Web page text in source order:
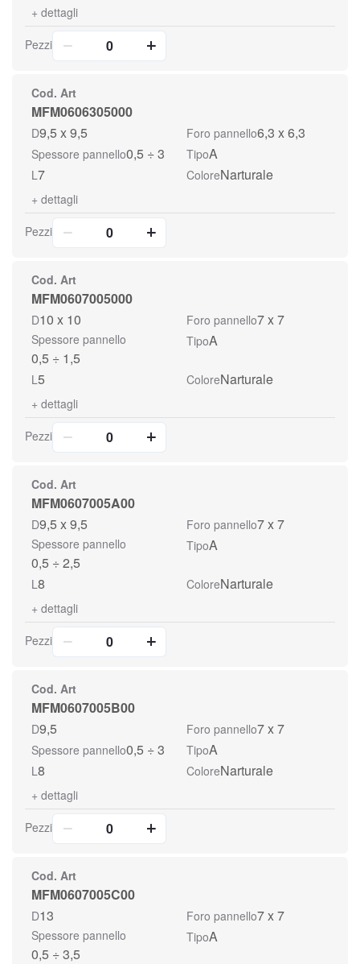
+ dettagli
Pezzi
Cod. Art
MFM0606305000
D9,5 x 9,5 Foro pannello6,3 x 6,3
Spessore pannello0,5 ÷ 3 TipoA
L7 ColoreNarturale
+ dettagli
Pezzi
Cod. Art
MFM0607005000
D10 x 10 Foro pannello7 x 7
Spessore pannello
0,5 ÷ 1,5
TipoA
L5 ColoreNarturale
+ dettagli
Pezzi
Cod. Art
MFM0607005A00
D9,5 x 9,5 Foro pannello7 x 7
Spessore pannello
0,5 ÷ 2,5
TipoA
L8 ColoreNarturale
+ dettagli
Pezzi
Cod. Art
MFM0607005B00
D9,5 Foro pannello7 x 7
Spessore pannello0,5 ÷ 3 TipoA
L8 ColoreNarturale
+ dettagli
Pezzi
Cod. Art
MFM0607005C00
D13 Foro pannello7 x 7
Spessore pannello
0,5 ÷ 3,5
TipoA